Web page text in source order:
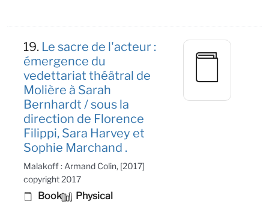
19. Le sacre de l'acteur :
émergence du
vedettariat théâtral de
Molière à Sarah
Bernhardt / sous la
direction de Florence
Filippi, Sara Harvey et
Sophie Marchand .
Malakoff : Armand Colin, [2017]
copyright 2017
Book Physical